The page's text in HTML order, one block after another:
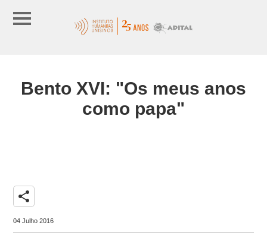
Bento XVI: "Os meus anos
como papa"
share
04 Julho 2016